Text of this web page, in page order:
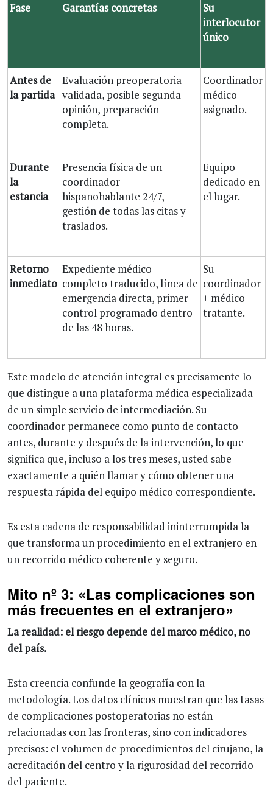
Fase Garantías concretas
Su
interlocutor
único
Antes de
la partida
Evaluación preoperatoria
validada, posible segunda
opinión, preparación
completa.
Coordinador
médico
asignado.
Durante
la
estancia
Presencia física de un
coordinador
hispanohablante 24/7,
gestión de todas las citas y
traslados.
Equipo
dedicado en
el lugar.
Retorno
inmediato
Expediente médico
completo traducido, línea de
emergencia directa, primer
control programado dentro
de las 48 horas.
Su
coordinador
+ médico
tratante.
Este modelo de atención integral es precisamente lo
que distingue a una plataforma médica especializada
de un simple servicio de intermediación. Su
coordinador permanece como punto de contacto
antes, durante y después de la intervención, lo que
significa que, incluso a los tres meses, usted sabe
exactamente a quién llamar y cómo obtener una
respuesta rápida del equipo médico correspondiente.
Es esta cadena de responsabilidad ininterrumpida la
que transforma un procedimiento en el extranjero en
un recorrido médico coherente y seguro.
Mito nº 3: «Las complicaciones son
más frecuentes en el extranjero»
La realidad: el riesgo depende del marco médico, no
del país.
Esta creencia confunde la geografía con la
metodología. Los datos clínicos muestran que las tasas
de complicaciones postoperatorias no están
relacionadas con las fronteras, sino con indicadores
precisos: el volumen de procedimientos del cirujano, la
acreditación del centro y la rigurosidad del recorrido
del paciente.